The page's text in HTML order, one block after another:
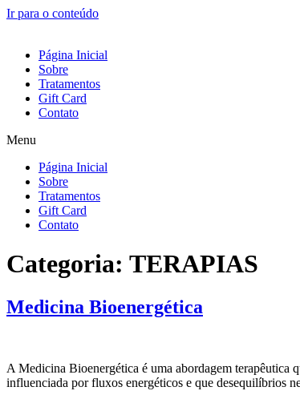
Ir para o conteúdo
Página Inicial
Sobre
Tratamentos
Gift Card
Contato
Menu
Página Inicial
Sobre
Tratamentos
Gift Card
Contato
Categoria: TERAPIAS
Medicina Bioenergética
A Medicina Bioenergética é uma abordagem terapêutica
influenciada por fluxos energéticos e que desequilíbrios